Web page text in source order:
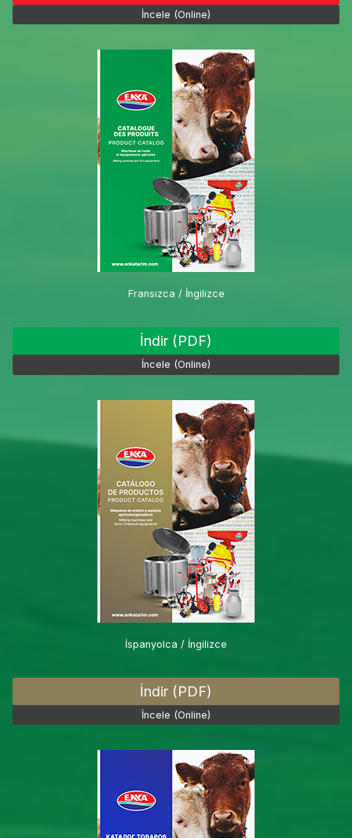
İncele (Online)
Fransızca / İngilizce
İndir (PDF)
İncele (Online)
İspanyolca / İngilizce
İndir (PDF)
İncele (Online)